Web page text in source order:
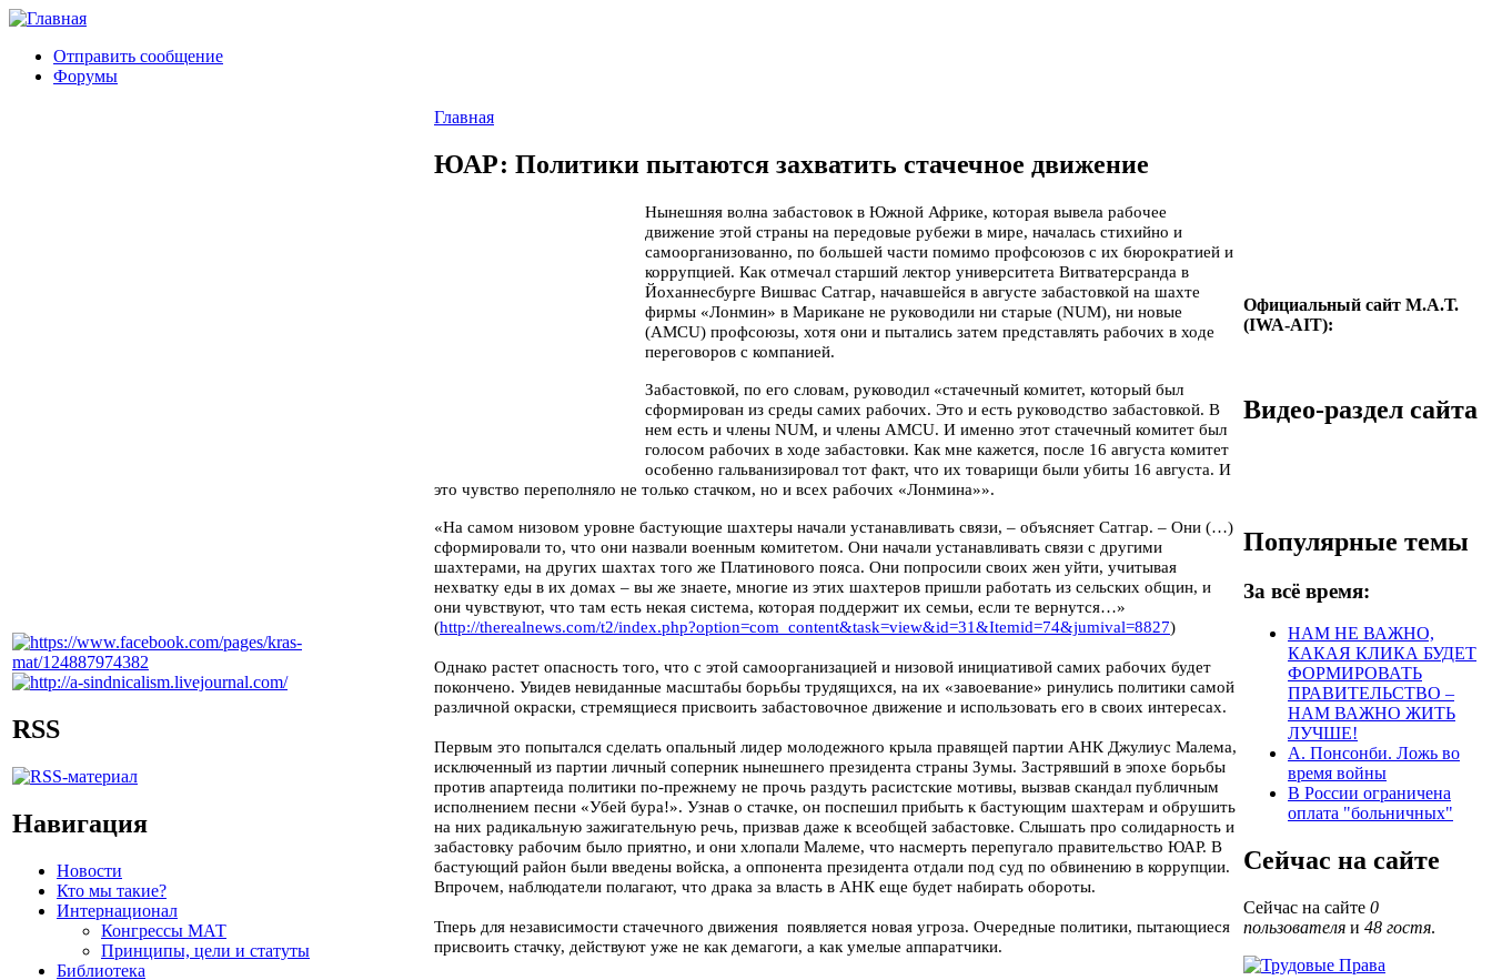
Отправить сообщение
Форумы
RSS
Навигация
Новости
Кто мы такие?
Интернационал
Конгрессы МАТ
Принципы, цели и статуты
Библиотека
Главная
ЮАР: Политики пытаются захватить стачечное движение
Нынешняя волна забастовок в Южной Африке, которая вывела рабочее
движение этой страны на передовые рубежи в мире, началась стихийно и
самоорганизованно, по большей части помимо профсоюзов с их бюрократией и
коррупцией. Как отмечал старший лектор университета Витватерсранда в
Йоханнесбурге Вишвас Сатгар, начавшейся в августе забастовкой на шахте
фирмы «Лонмин» в Марикане не руководили ни старые (NUM), ни новые
(AMCU) профсоюзы, хотя они и пытались затем представлять рабочих в ходе
переговоров с компанией.
Забастовкой, по его словам, руководил «стачечный комитет, который был
сформирован из среды самих рабочих. Это и есть руководство забастовкой. В
нем есть и члены NUM, и члены AMCU. И именно этот стачечный комитет был
голосом рабочих в ходе забастовки. Как мне кажется, после 16 августа комитет
особенно гальванизировал тот факт, что их товарищи были убиты 16 августа. И
это чувство переполняло не только стачком, но и всех рабочих «Лонмина»».
«На самом низовом уровне бастующие шахтеры начали устанавливать связи, – объясняет Сатгар. – Они (…)
сформировали то, что они назвали военным комитетом. Они начали устанавливать связи с другими
шахтерами, на других шахтах того же Платинового пояса. Они попросили своих жен уйти, учитывая
нехватку еды в их домах – вы же знаете, многие из этих шахтеров пришли работать из сельских общин, и
они чувствуют, что там есть некая система, которая поддержит их семьи, если те вернутся…»
(http://therealnews.com/t2/index.php?option=com_content&task=view&id=31&Itemid=74&jumival=8827)
Однако растет опасность того, что с этой самоорганизацией и низовой инициативой самих рабочих будет
покончено. Увидев невиданные масштабы борьбы трудящихся, на их «завоевание» ринулись политики самой
различной окраски, стремящиеся присвоить забастовочное движение и использовать его в своих интересах.
Первым это попытался сделать опальный лидер молодежного крыла правящей партии АНК Джулиус Малема,
исключенный из партии личный соперник нынешнего президента страны Зумы. Застрявший в эпохе борьбы
против апартеида политики по-прежнему не прочь раздуть расистские мотивы, вызвав скандал публичным
исполнением песни «Убей бура!». Узнав о стачке, он поспешил прибыть к бастующим шахтерам и обрушить
на них радикальную зажигательную речь, призвав даже к всеобщей забастовке. Слышать про солидарность и
забастовку рабочим было приятно, и они хлопали Малеме, что насмерть перепугало правительство ЮАР. В
бастующий район были введены войска, а оппонента президента отдали под суд по обвинению в коррупции.
Впрочем, наблюдатели полагают, что драка за власть в АНК еще будет набирать обороты.
Тперь для независимости стачечного движения появляется новая угроза. Очередные политики, пытающиеся
присвоить стачку, действуют уже не как демагоги, а как умелые аппаратчики.
Официальный сайт М.А.Т.
(IWA-AIT):
Видео-раздел сайта
Популярные темы
За всё время:
НАМ НЕ ВАЖНО,
КАКАЯ КЛИКА БУДЕТ
ФОРМИРОВАТЬ
ПРАВИТЕЛЬСТВО –
НАМ ВАЖНО ЖИТЬ
ЛУЧШЕ!
А. Понсонби. Ложь во
время войны
В России ограничена
оплата "больничных"
Сейчас на сайте
Сейчас на сайте 0
пользователя и 48 гостя.